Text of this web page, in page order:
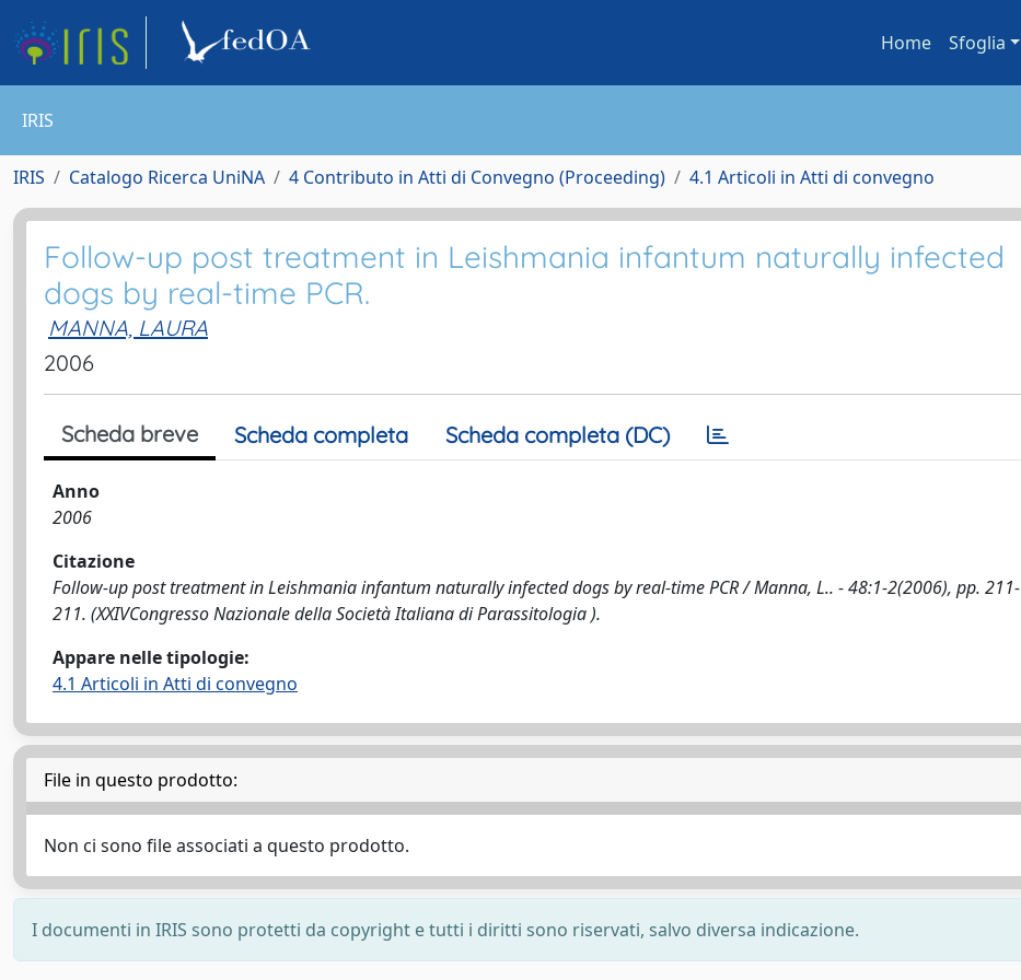
Home Sfoglia
IRIS
IRIS Catalogo Ricerca UniNA 4 Contributo in Atti di Convegno (Proceeding) 4.1 Articoli in Atti di convegno
Follow-up post treatment in Leishmania infantum naturally infected
dogs by real-time PCR.
MANNA, LAURA
2006
Scheda breve Scheda completa Scheda completa (DC)
Anno
2006
Citazione
Follow-up post treatment in Leishmania infantum naturally infected dogs by real-time PCR / Manna, L.. - 48:1-2(2006), pp. 211-
211. (XXIVCongresso Nazionale della Società Italiana di Parassitologia ).
Appare nelle tipologie:
4.1 Articoli in Atti di convegno
File in questo prodotto:
Non ci sono file associati a questo prodotto.
I documenti in IRIS sono protetti da copyright e tutti i diritti sono riservati, salvo diversa indicazione.